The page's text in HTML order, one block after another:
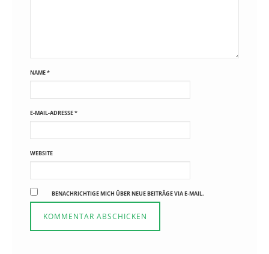
NAME*
E-MAIL-ADRESSE*
WEBSITE
BENACHRICHTIGE MICH ÜBER NEUE BEITRÄGE VIA E-MAIL.